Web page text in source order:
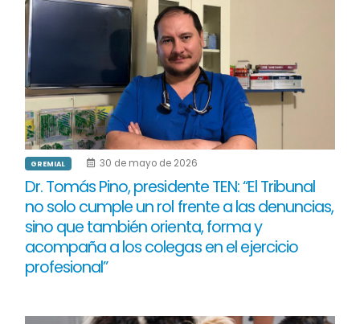
GREMIAL 30 de mayo de 2026
Dr. Tomás Pino, presidente TEN: “El Tribunal
no solo cumple un rol frente a las denuncias,
sino que también orienta, forma y
acompaña a los colegas en el ejercicio
profesional”